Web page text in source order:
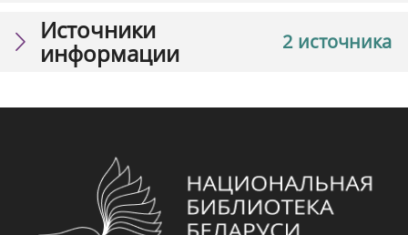
2 источника
Источники
информации